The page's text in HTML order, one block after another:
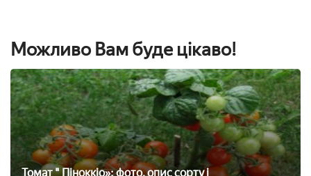
Можливо Вам буде цікаво!
Томат " Піноккіо»: фото, опис сорту і